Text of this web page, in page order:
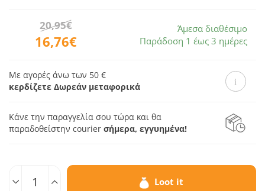
16,76€
20,95€
Άμεσα διαθέσιμο
Παράδοση 1 έως 3 ημέρες
Με αγορές άνω των 50 €
κερδίζετε Δωρεάν μεταφορικά
Κάνε την παραγγελία σου τώρα και θα
παραδοθείστην courier σήμερα, εγγυημένα!
Loot it